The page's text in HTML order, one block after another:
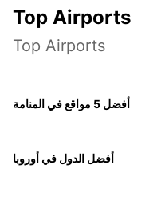
Top Airports
Top Airports
أفضل 5 مواقع في المنامة
أفضل الدول في أوروبا